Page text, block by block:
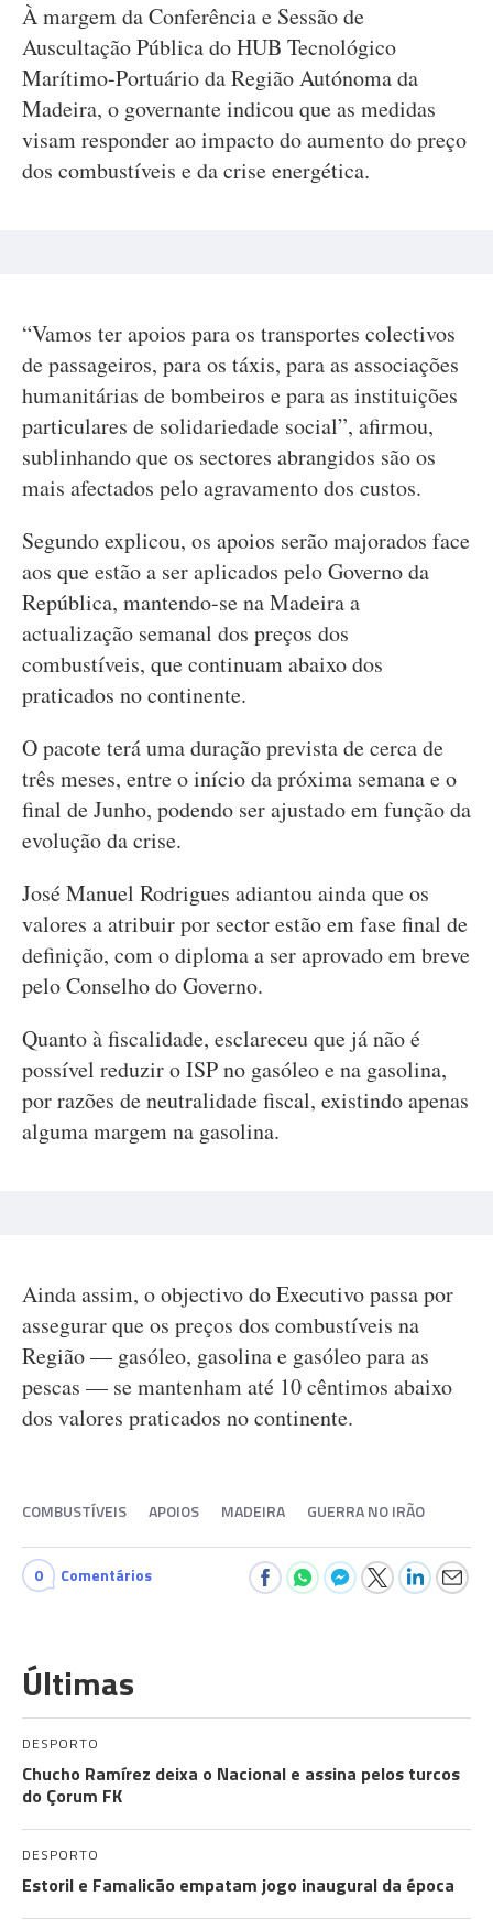
À margem da Conferência e Sessão de
Auscultação Pública do HUB Tecnológico
Marítimo-Portuário da Região Autónoma da
Madeira, o governante indicou que as medidas
visam responder ao impacto do aumento do preço
dos combustíveis e da crise energética.
“Vamos ter apoios para os transportes colectivos
de passageiros, para os táxis, para as associações
humanitárias de bombeiros e para as instituições
particulares de solidariedade social”, afirmou,
sublinhando que os sectores abrangidos são os
mais afectados pelo agravamento dos custos.
Segundo explicou, os apoios serão majorados face
aos que estão a ser aplicados pelo Governo da
República, mantendo-se na Madeira a
actualização semanal dos preços dos
combustíveis, que continuam abaixo dos
praticados no continente.
O pacote terá uma duração prevista de cerca de
três meses, entre o início da próxima semana e o
final de Junho, podendo ser ajustado em função da
evolução da crise.
José Manuel Rodrigues adiantou ainda que os
valores a atribuir por sector estão em fase final de
definição, com o diploma a ser aprovado em breve
pelo Conselho do Governo.
Quanto à fiscalidade, esclareceu que já não é
possível reduzir o ISP no gasóleo e na gasolina,
por razões de neutralidade fiscal, existindo apenas
alguma margem na gasolina.
Ainda assim, o objectivo do Executivo passa por
assegurar que os preços dos combustíveis na
Região — gasóleo, gasolina e gasóleo para as
pescas — se mantenham até 10 cêntimos abaixo
dos valores praticados no continente.
COMBUSTÍVEIS APOIOS MADEIRA GUERRA NO IRÃO
0 Comentários
Últimas
DESPORTO
Chucho Ramírez deixa o Nacional e assina pelos turcos
do Çorum FK
DESPORTO
Estoril e Famalicão empatam jogo inaugural da época